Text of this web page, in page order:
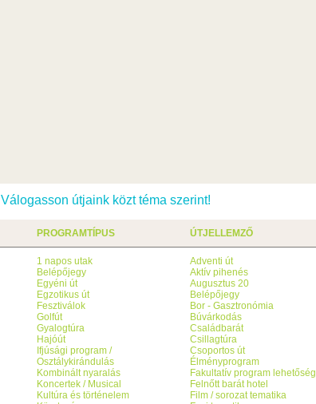
Válogasson útjaink közt téma szerint!
PROGRAMTÍPUS
1 napos utak
Belépőjegy
Egyéni út
Egzotikus út
Fesztiválok
Golfút
Gyalogtúra
Hajóút
Ifjúsági program /
Osztálykirándulás
Kombinált nyaralás
Koncertek / Musical
Kultúra és történelem
ÚTJELLEMZŐ
Adventi út
Aktív pihenés
Augusztus 20
Belépőjegy
Bor - Gasztronómia
Búvárkodás
Családbarát
Csillagtúra
Csoportos út
Élményprogram
Fakultatív program lehetőség
Felnőtt barát hotel
Film / sorozat tematika